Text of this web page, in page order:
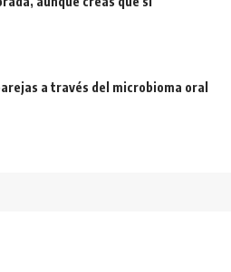
a través del microbioma oral